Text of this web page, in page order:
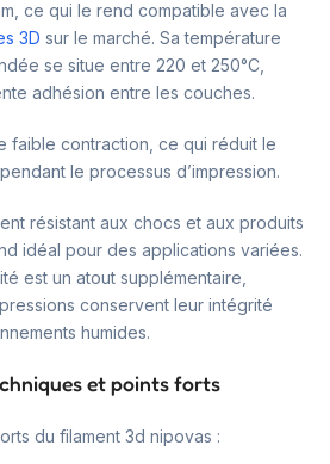
ce qui le rend compatible avec la
3D sur le marché. Sa température
se situe entre 220 et 250°C,
adhésion entre les couches.
faible contraction, ce qui réduit le
le processus d’impression.
résistant aux chocs et aux produits
idéal pour des applications variées.
est un atout supplémentaire,
conservent leur intégrité
humides.
et points forts
du filament 3d nipovas :